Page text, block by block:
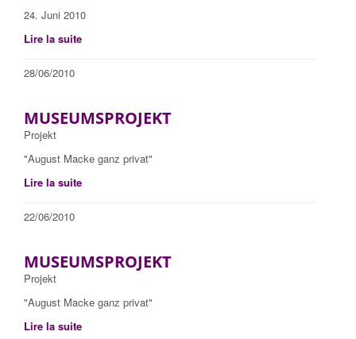
24. Juni 2010
Lire la suite
28/06/2010
MUSEUMSPROJEKT
Projekt
"August Macke ganz privat"
Lire la suite
22/06/2010
MUSEUMSPROJEKT
Projekt
"August Macke ganz privat"
Lire la suite